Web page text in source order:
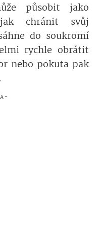
působit jako
chránit svůj
do soukromí
rychle obrátit
nebo pokuta pak